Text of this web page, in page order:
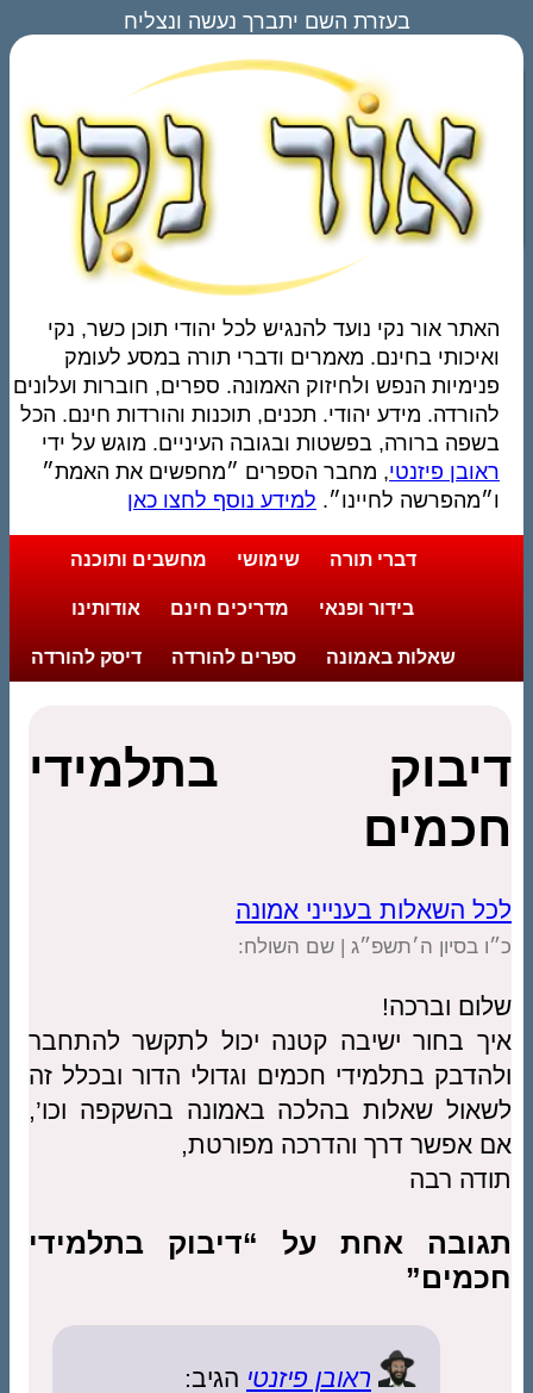
בעזרת השם יתברך נעשה ונצליח
האתר אור נקי נועד להנגיש לכל יהודי תוכן כשר, נקי
ואיכותי בחינם. מאמרים ודברי תורה במסע לעומק
פנימיות הנפש ולחיזוק האמונה. ספרים, חוברות ועלונים
להורדה. מידע יהודי. תכנים, תוכנות והורדות חינם. הכל
בשפה ברורה, בפשטות ובגובה העיניים. מוגש על ידי
ראובן פיזנטי, מחבר הספרים ״מחפשים את האמת״
ו״מהפרשה לחיינו״. למידע נוסף לחצו כאן
דברי תורה שימושי מחשבים ותוכנה
בידור ופנאי מדריכים חינם אודותינו
שאלות באמונה ספרים להורדה דיסק להורדה
דיבוק בתלמידי
חכמים
לכל השאלות בענייני אמונה
כ״ו בסיון ה׳תשפ״ג | שם השולח:
שלום וברכה!
איך בחור ישיבה קטנה יכול לתקשר להתחבר
ולהדבק בתלמידי חכמים וגדולי הדור ובכלל זה
לשאול שאלות בהלכה באמונה בהשקפה וכו’,
אם אפשר דרך והדרכה מפורטת,
תודה רבה
תגובה אחת על “דיבוק בתלמידי
חכמים”
ראובן פיזנטי הגיב: